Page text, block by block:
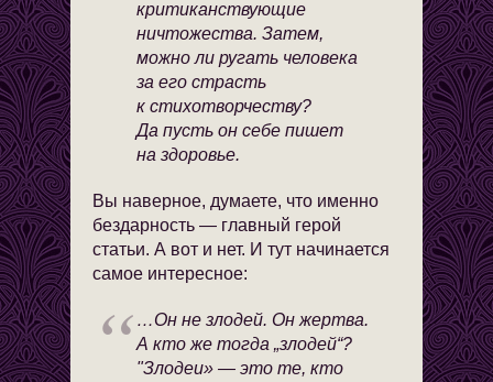
критиканствующие
ничтожества. Затем,
можно ли ругать человека
за его страсть
к стихотворчеству?
Да пусть он себе пишет
на здоровье.
Вы наверное, думаете, что именно
бездарность — главный герой
статьи. А вот и нет. И тут начинается
самое интересное:
…Он не злодей. Он жертва.
А кто же тогда „злодей“?
"Злодеи» — это те, кто